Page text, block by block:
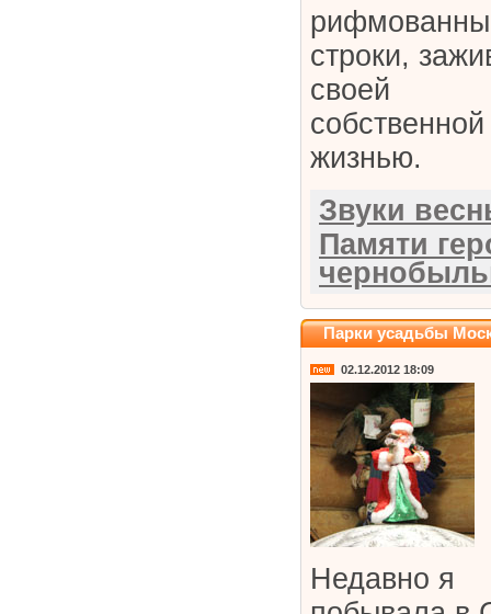
строки,
своей
собственной
жизнью.
Звуки
Памяти
Парки усадьбы
02.12.2012 18:09
Недавно я